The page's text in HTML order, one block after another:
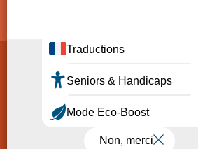
Politique de Protection des
Consentement
Accessibilité : non